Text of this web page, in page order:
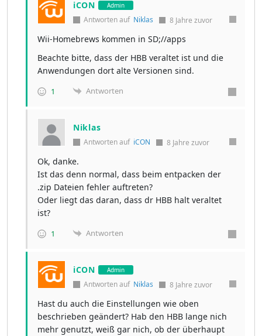
iCON Admin
Antworten auf Niklas 8 Jahre zuvor
Wii-Homebrews kommen in SD;//apps
Beachte bitte, dass der HBB veraltet ist und die
Anwendungen dort alte Versionen sind.
1 Antworten
Niklas
Antworten auf iCON 8 Jahre zuvor
Ok, danke.
Ist das denn normal, dass beim entpacken der
.zip Dateien fehler auftreten?
Oder liegt das daran, dass dr HBB halt veraltet
ist?
1 Antworten
iCON Admin
Antworten auf Niklas 8 Jahre zuvor
Hast du auch die Einstellungen wie oben
beschrieben geändert? Hab den HBB lange nich
mehr genutzt, weiß gar nich, ob der überhaupt